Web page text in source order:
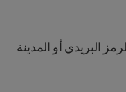
البريدي أو المدينة